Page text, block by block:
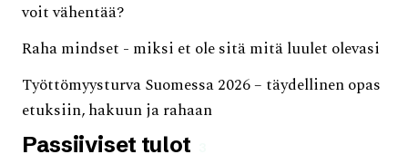
voit vähentää?
Raha mindset - miksi et ole sitä mitä luulet olevasi
Työttömyysturva Suomessa 2026 – täydellinen opas
etuksiin, hakuun ja rahaan
Passiiviset tulot